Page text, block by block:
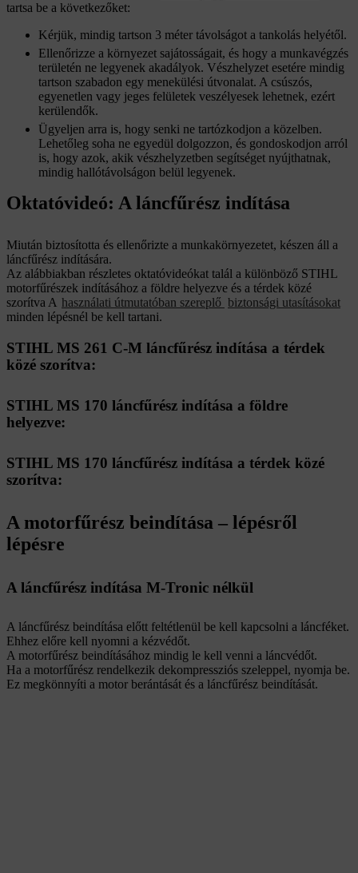
tartsa be a következőket:
Kérjük, mindig tartson 3 méter távolságot a tankolás helyétől.
Ellenőrizze a környezet sajátosságait, és hogy a munkavégzés
területén ne legyenek akadályok. Vészhelyzet esetére mindig
tartson szabadon egy menekülési útvonalat. A csúszós,
egyenetlen vagy jeges felületek veszélyesek lehetnek, ezért
kerülendők.
Ügyeljen arra is, hogy senki ne tartózkodjon a közelben.
Lehetőleg soha ne egyedül dolgozzon, és gondoskodjon arról
is, hogy azok, akik vészhelyzetben segítséget nyújthatnak,
mindig hallótávolságon belül legyenek.
Oktatóvideó: A láncfűrész indítása
Miután biztosította és ellenőrizte a munkakörnyezetet, készen áll a
láncfűrész indítására.
Az alábbiakban részletes oktatóvideókat talál a különböző STIHL
motorfűrészek indításához a földre helyezve és a térdek közé
szorítva A használati útmutatóban szereplő biztonsági utasításokat
minden lépésnél be kell tartani.
STIHL MS 261 C-M láncfűrész indítása a térdek
közé szorítva:
STIHL MS 170 láncfűrész indítása a földre
helyezve:
STIHL MS 170 láncfűrész indítása a térdek közé
szorítva:
A motorfűrész beindítása – lépésről
lépésre
A láncfűrész indítása M-Tronic nélkül
A láncfűrész beindítása előtt feltétlenül be kell kapcsolni a láncféket.
Ehhez előre kell nyomni a kézvédőt.
A motorfűrész beindításához mindig le kell venni a láncvédőt.
Ha a motorfűrész rendelkezik dekompressziós szeleppel, nyomja be.
Ez megkönnyíti a motor berántását és a láncfűrész beindítását.